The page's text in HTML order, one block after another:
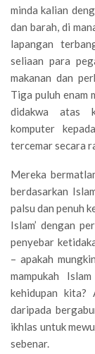
minda kalian
dan barah, di
lapangan
seliaan para
makanan dan
Tiga puluh enam
didakwa atas
komputer
tercemar secara
Mereka
berdasarkan
palsu dan penuh
Islam’ dengan
penyebar
– apakah
mampukah
kehidupan
daripada
ikhlas untuk
sebenar.